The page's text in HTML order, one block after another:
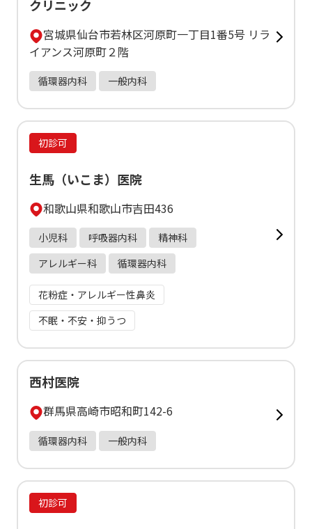
クリニック
宮城県仙台市若林区河原町一丁目1番5号 リラ
イアンス河原町２階
循環器内科 一般内科
初診可
生馬（いこま）医院
和歌山県和歌山市吉田436
小児科 呼吸器内科
精神科
アレルギー科
循環器内科
花粉症・アレルギー性鼻炎
不眠・不安・抑うつ
西村医院
群馬県高崎市昭和町142-6
循環器内科 一般内科
初診可